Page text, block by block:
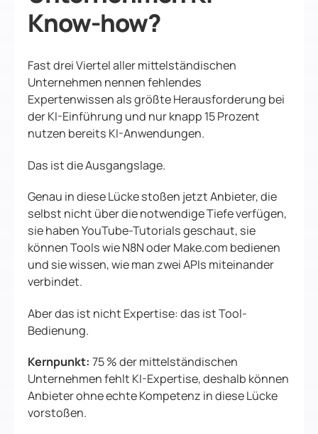
Know-how?
Fast drei Viertel aller mittelständischen
Unternehmen nennen fehlendes
Expertenwissen als größte Herausforderung bei
der KI-Einführung und nur knapp 15 Prozent
nutzen bereits KI-Anwendungen.
Das ist die Ausgangslage.
Genau in diese Lücke stoßen jetzt Anbieter, die
selbst nicht über die notwendige Tiefe verfügen,
sie haben YouTube-Tutorials geschaut, sie
können Tools wie N8N oder Make.com bedienen
und sie wissen, wie man zwei APIs miteinander
verbindet.
Aber das ist nicht Expertise: das ist Tool-
Bedienung.
Kernpunkt: 75 % der mittelständischen
Unternehmen fehlt KI-Expertise, deshalb können
Anbieter ohne echte Kompetenz in diese Lücke
vorstoßen.